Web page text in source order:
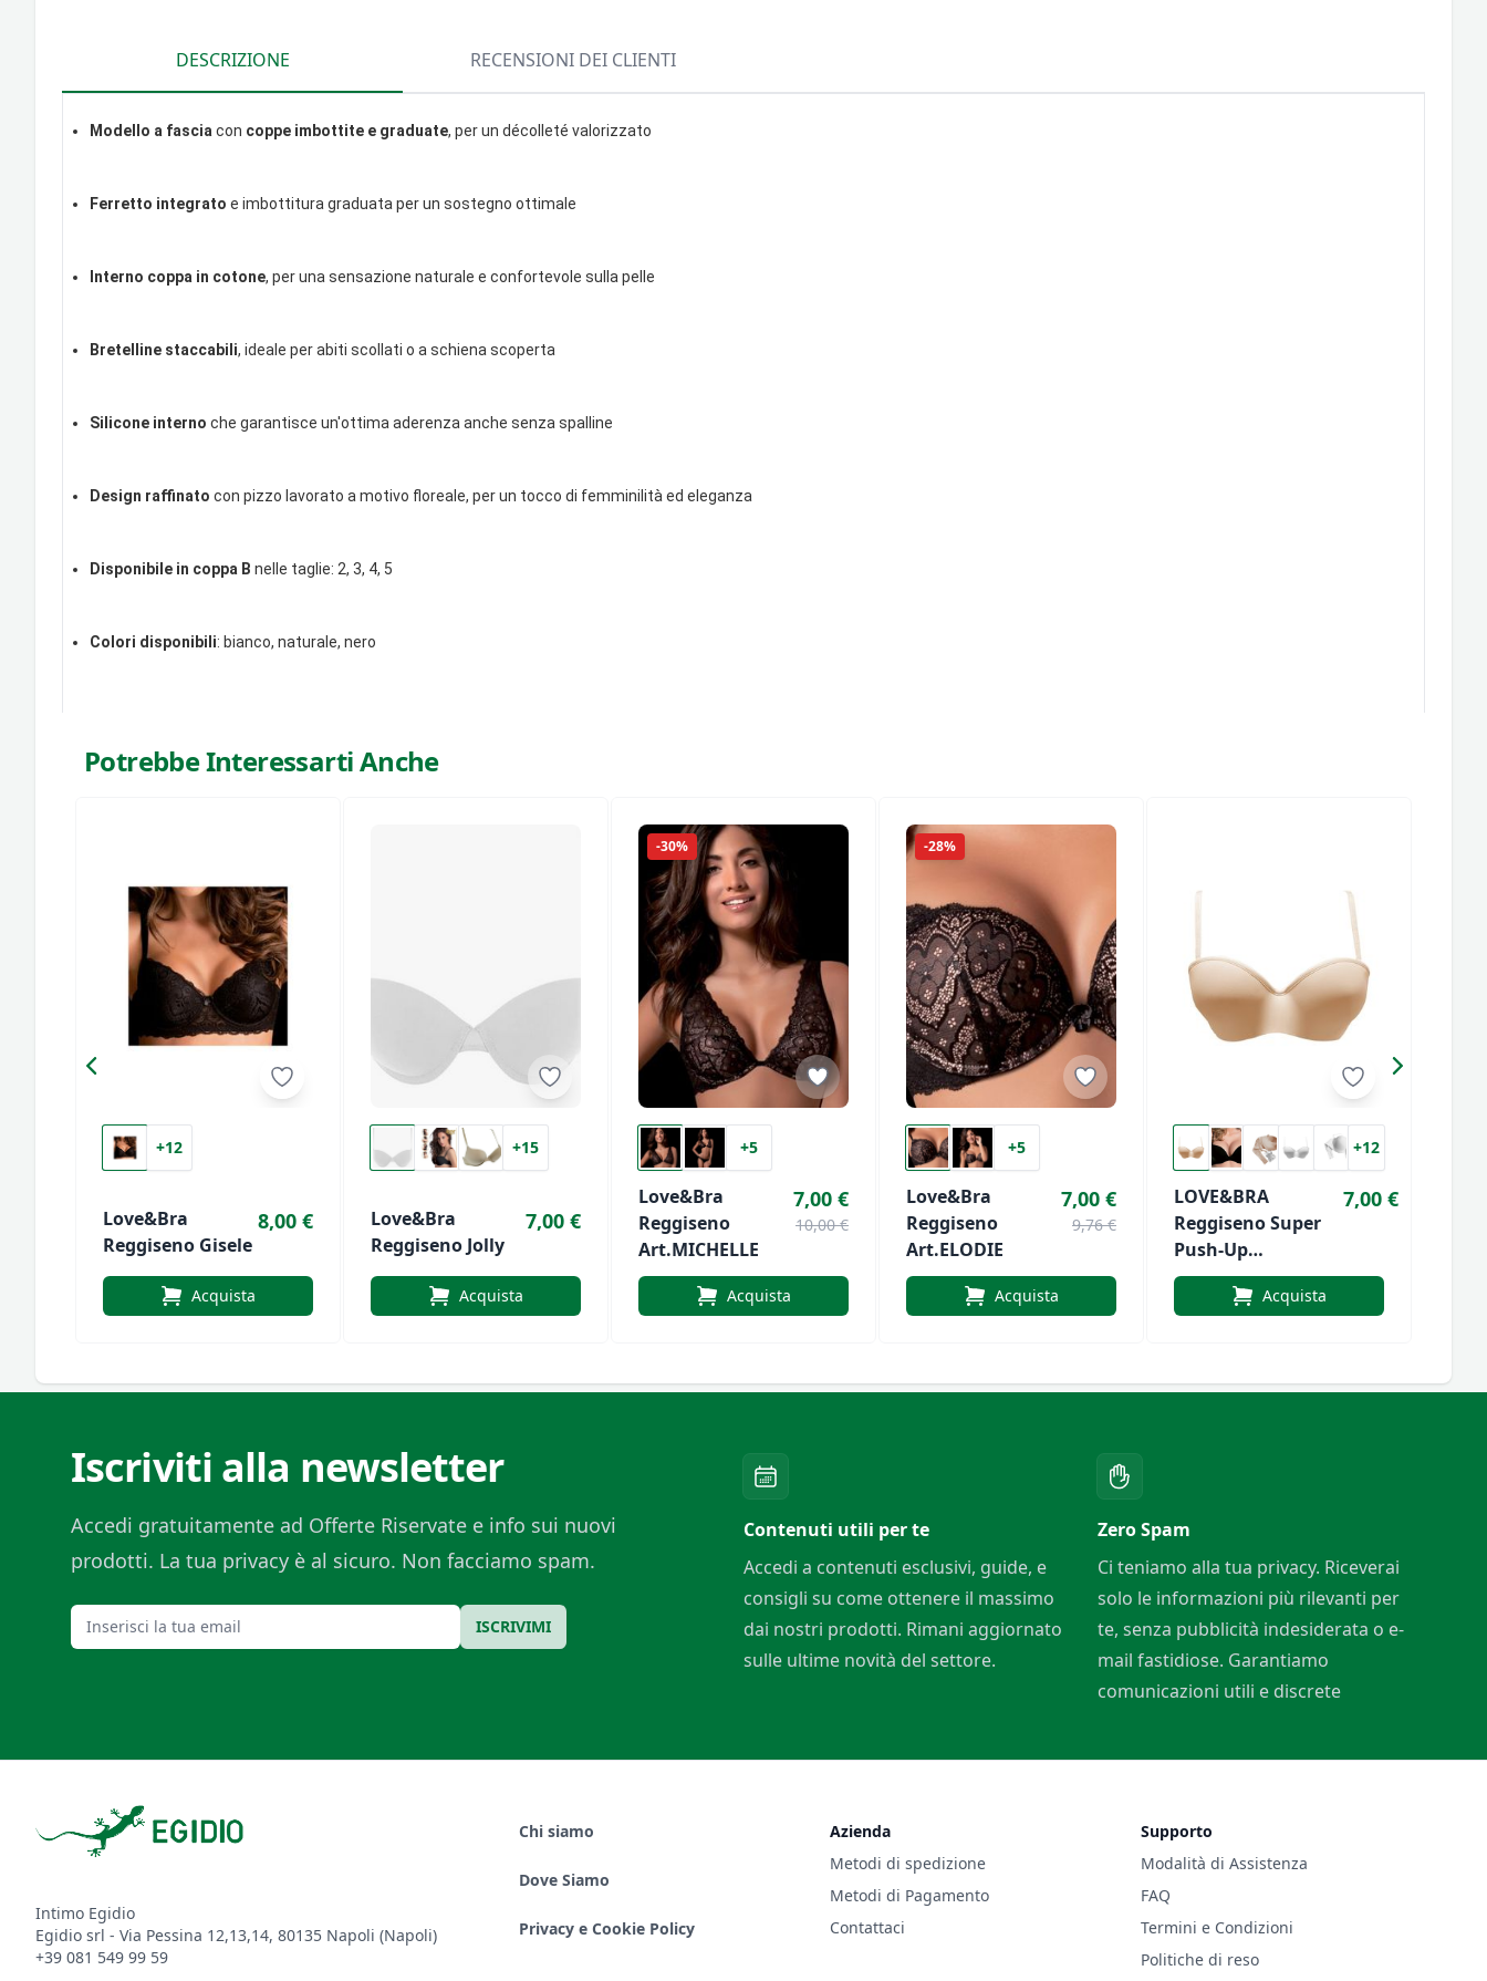
DESCRIZIONE RECENSIONI DEI CLIENTI
Modello a fasciacon coppe imbottite e graduate, per un décolleté valorizzato
Ferretto integrato e imbottitura graduata per un sostegno ottimale
Interno coppa in cotone, per una sensazione naturale e confortevole sulla pelle
Bretelline staccabili, ideale per abiti scollati o a schiena scoperta
Silicone interno che garantisce un'ottima aderenza anche senza spalline
Design raffinato con pizzo lavorato a motivo floreale, per un tocco di femminilità ed eleganza
Disponibile in coppa B nelle taglie: 2, 3, 4, 5
Colori disponibili: bianco, naturale, nero
Potrebbe Interessarti Anche
+12
Love&Bra
Reggiseno Gisele
8,00 €
Acquista
+15
Love&bra
Reggiseno Jolly
7,00 €
Acquista
-30%
+5
Love&Bra
Reggiseno
Art.MICHELLE
7,00 €
10,00 €
Acquista
-28%
+5
Love&Bra
Reggiseno
Art.ELODIE
7,00 €
9,76 €
Acquista
+12
LOVE&BRA
Reggiseno Super
Push-Up
Art.MERAVIGLIOSO
7,00 €
Acquista
Iscriviti alla newsletter
Accedi gratuitamente ad Offerte Riservate e info sui nuovi
prodotti. La tua privacy è al sicuro. Non facciamo spam.
Email ISCRIVIMI
Contenuti utili per te
Accedi a contenuti esclusivi, guide, e
consigli su come ottenere il massimo
dai nostri prodotti. Rimani aggiornato
sulle ultime novità del settore.
Zero Spam
Ci teniamo alla tua privacy. Riceverai
solo le informazioni più rilevanti per
te, senza pubblicità indesiderata o e-
mail fastidiose. Garantiamo
comunicazioni utili e discrete
Intimo Egidio
Egidio srl - Via Pessina 12,13,14, 80135 Napoli (Napoli)
+39 081 549 99 59
Chi siamo
Dove Siamo
Privacy e Cookie Policy
Azienda
Metodi di spedizione
Metodi di Pagamento
Contattaci
Supporto
Modalità di Assistenza
FAQ
Termini e Condizioni
Politiche di reso